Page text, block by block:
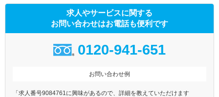
求人やサービスに関する
お問い合わせはお電話も便利です
0120-941-651
お問い合わせ例
「求人番号9084761に興味があるので、詳細を教えていただけます